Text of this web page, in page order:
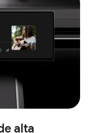
alta